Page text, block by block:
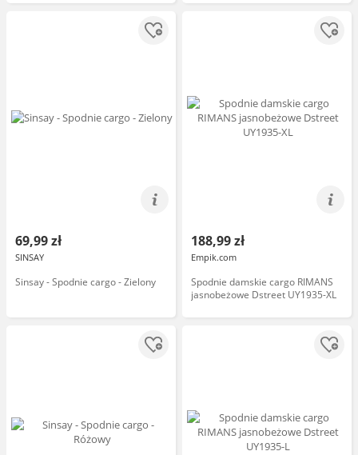
69,99 zł
SINSAY
Sinsay - Spodnie cargo - Zielony
188,99 zł
Empik.com
Spodnie damskie cargo RIMANS
jasnobeżowe Dstreet UY1935-XL